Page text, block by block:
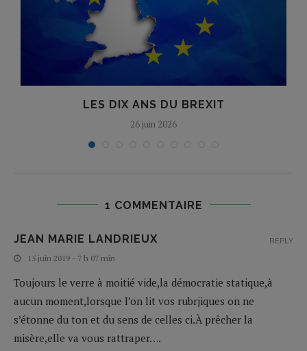
LES DIX ANS DU BREXIT
26 juin 2026
1 COMMENTAIRE
JEAN MARIE LANDRIEUX
15 juin 2019 - 7 h 07 min
Toujours le verre à moitié vide,la démocratie statique,à
aucun moment,lorsque l’on lit vos rubrjiques on ne
s’étonne du ton et du sens de celles ci.À prêcher la
misère,elle va vous rattraper….
REPLY